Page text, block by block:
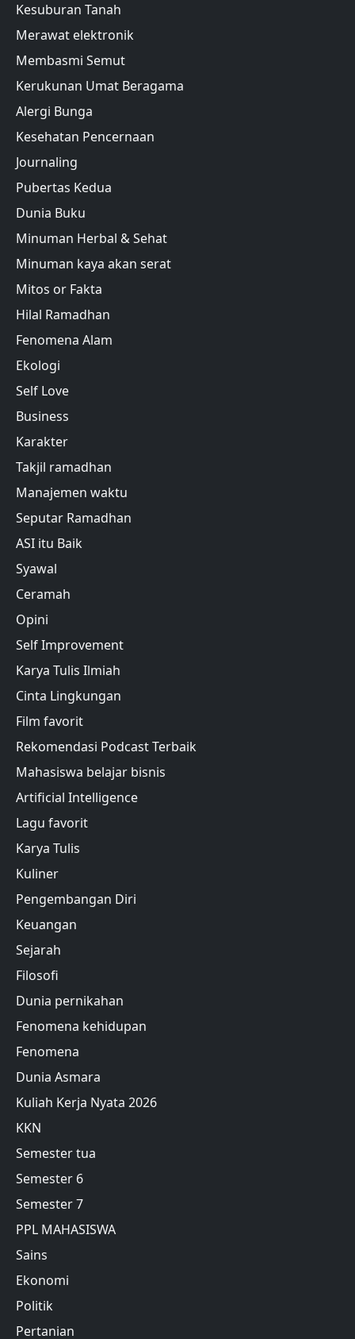
Kesuburan Tanah
Merawat elektronik
Membasmi Semut
Kerukunan Umat Beragama
Alergi Bunga
Kesehatan Pencernaan
Journaling
Pubertas Kedua
Dunia Buku
Minuman Herbal & Sehat
Minuman kaya akan serat
Mitos or Fakta
Hilal Ramadhan
Fenomena Alam
Ekologi
Self Love
Business
Karakter
Takjil ramadhan
Manajemen waktu
Seputar Ramadhan
ASI itu Baik
Syawal
Ceramah
Opini
Self Improvement
Karya Tulis Ilmiah
Cinta Lingkungan
Film favorit
Rekomendasi Podcast Terbaik
Mahasiswa belajar bisnis
Artificial Intelligence
Lagu favorit
Karya Tulis
Kuliner
Pengembangan Diri
Keuangan
Sejarah
Filosofi
Dunia pernikahan
Fenomena kehidupan
Fenomena
Dunia Asmara
Kuliah Kerja Nyata 2026
KKN
Semester tua
Semester 6
Semester 7
PPL MAHASISWA
Sains
Ekonomi
Politik
Pertanian